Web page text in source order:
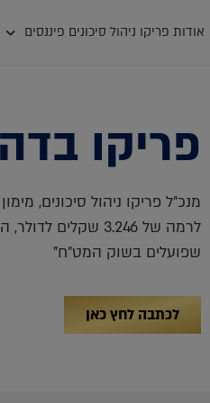
אודות פריקו ניהול סיכונים פיננסים
פריקו
מנכ"ל פריקו ניהול סיכונים,
לרמה של 3.246
שפועלים בשוק המט"ח"
לכתבה לחץ כאן